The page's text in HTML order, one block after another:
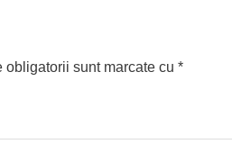
obligatorii sunt marcate cu *